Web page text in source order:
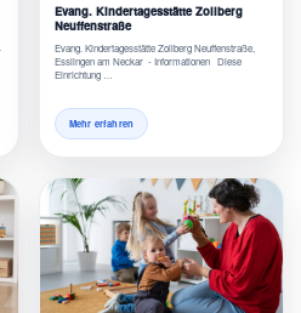
Evang. Kindertagesstätte Zollberg
Neuffenstraße
Evang. Kindertagesstätte Zollberg Neuffenstraße,
Esslingen am Neckar - Informationen Diese
Einrichtung …
Mehr erfahren